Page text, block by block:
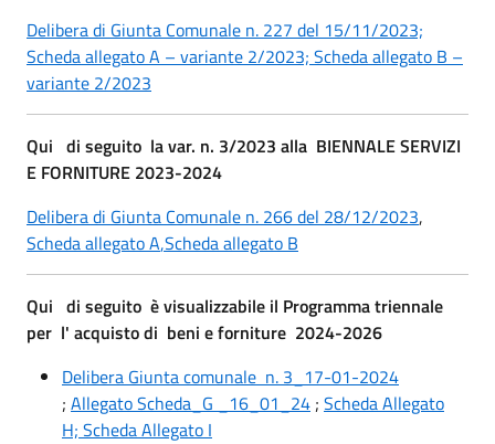
Delibera di Giunta Comunale n. 227 del 15/11/2023;
Scheda allegato A – variante 2/2023; Scheda allegato B –
variante 2/2023
Qui di seguito la var. n. 3/2023 alla BIENNALE SERVIZI
E FORNITURE 2023-2024
Delibera di Giunta Comunale n. 266 del 28/12/2023,
Scheda allegato A,Scheda allegato B
Qui di seguito è visualizzabile il Programma triennale
per l' acquisto di beni e forniture 2024-2026
Delibera Giunta comunale n. 3_17-01-2024
; Allegato Scheda_G _16_01_24 ; Scheda Allegato
H; Scheda Allegato I